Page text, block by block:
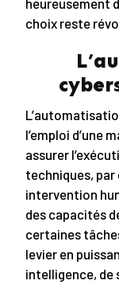
choix reste
l’emploi d’une
assurer
techniques,
intervention
des capacités
certaines
levier en
intelligence, de